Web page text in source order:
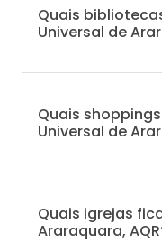
Quais
Universal de
Quais
Universal de
Quais igrejas
Araraquara,